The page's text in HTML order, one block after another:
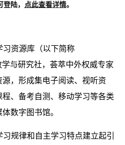
登陆， 点此查看详情。
习资源库（以下简称
学与研究社，荟萃中外权威专家
，形成集电子阅读、视听资
、备考自测、移动学习等各类
数字图书馆。
习规律和自主学习特点建立起引